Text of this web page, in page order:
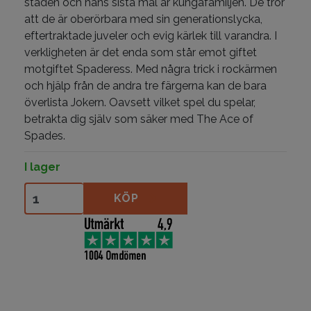
att de är oberörbara med sin generationslycka,
eftertraktade juveler och evig kärlek till varandra.
verkligheten är det enda som står emot giftet
motgiftet Spaderess. Med några trick i rockärmen
och hjälp från de andra tre färgerna kan de bara
överlista Jokern. Oavsett vilket spel du spelar,
betrakta dig själv som säker med The Ace of
Spades.
I lager
Bicycle Oddvice Deck O' Decks mängd
KÖP